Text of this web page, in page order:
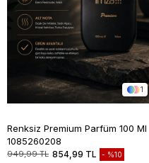
1
Renksiz Premium Parfüm 100 Ml
1085260208
949,99 TL 854,99 TL %10